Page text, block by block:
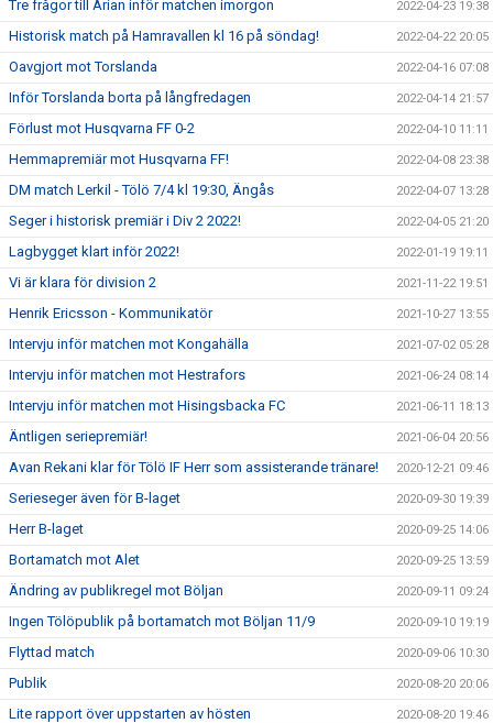
Tre frågor till Arian inför matchen imorgon 2022-04-23 19:38
Historisk match på Hamravallen kl 16 på söndag! 2022-04-22 20:05
Oavgjort mot Torslanda 2022-04-16 07:08
Inför Torslanda borta på långfredagen 2022-04-14 21:57
Förlust mot Husqvarna FF 0-2 2022-04-10 11:11
Hemmapremiär mot Husqvarna FF! 2022-04-08 23:38
DM match Lerkil - Tölö 7/4 kl 19:30, Ängås 2022-04-07 13:28
Seger i historisk premiär i Div 2 2022! 2022-04-05 21:20
Lagbygget klart inför 2022! 2022-01-19 19:11
Vi är klara för division 2 2021-11-22 19:51
Henrik Ericsson - Kommunikatör 2021-10-27 13:55
Intervju inför matchen mot Kongahälla 2021-07-02 05:28
Intervju inför matchen mot Hestrafors 2021-06-24 08:14
Intervju inför matchen mot Hisingsbacka FC 2021-06-11 18:13
Äntligen seriepremiär! 2021-06-04 20:56
Avan Rekani klar för Tölö IF Herr som assisterande tränare! 2020-12-21 09:46
Serieseger även för B-laget 2020-09-30 19:39
Herr B-laget 2020-09-25 14:06
Bortamatch mot Alet 2020-09-25 13:59
Ändring av publikregel mot Böljan 2020-09-11 09:24
Ingen Tölöpublik på bortamatch mot Böljan 11/9 2020-09-10 19:19
Flyttad match 2020-09-06 10:30
Publik 2020-08-20 20:06
Lite rapport över uppstarten av hösten 2020-08-20 19:46